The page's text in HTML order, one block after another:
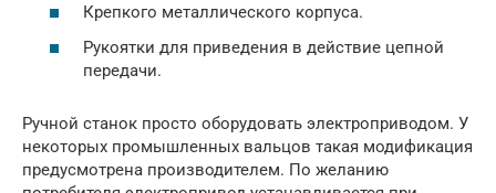
Крепкого металлического корпуса.
Рукоятки для приведения в действие цепной
передачи.
Ручной станок просто оборудовать электроприводом. У
некоторых промышленных вальцов такая модификация
предусмотрена производителем. По желанию